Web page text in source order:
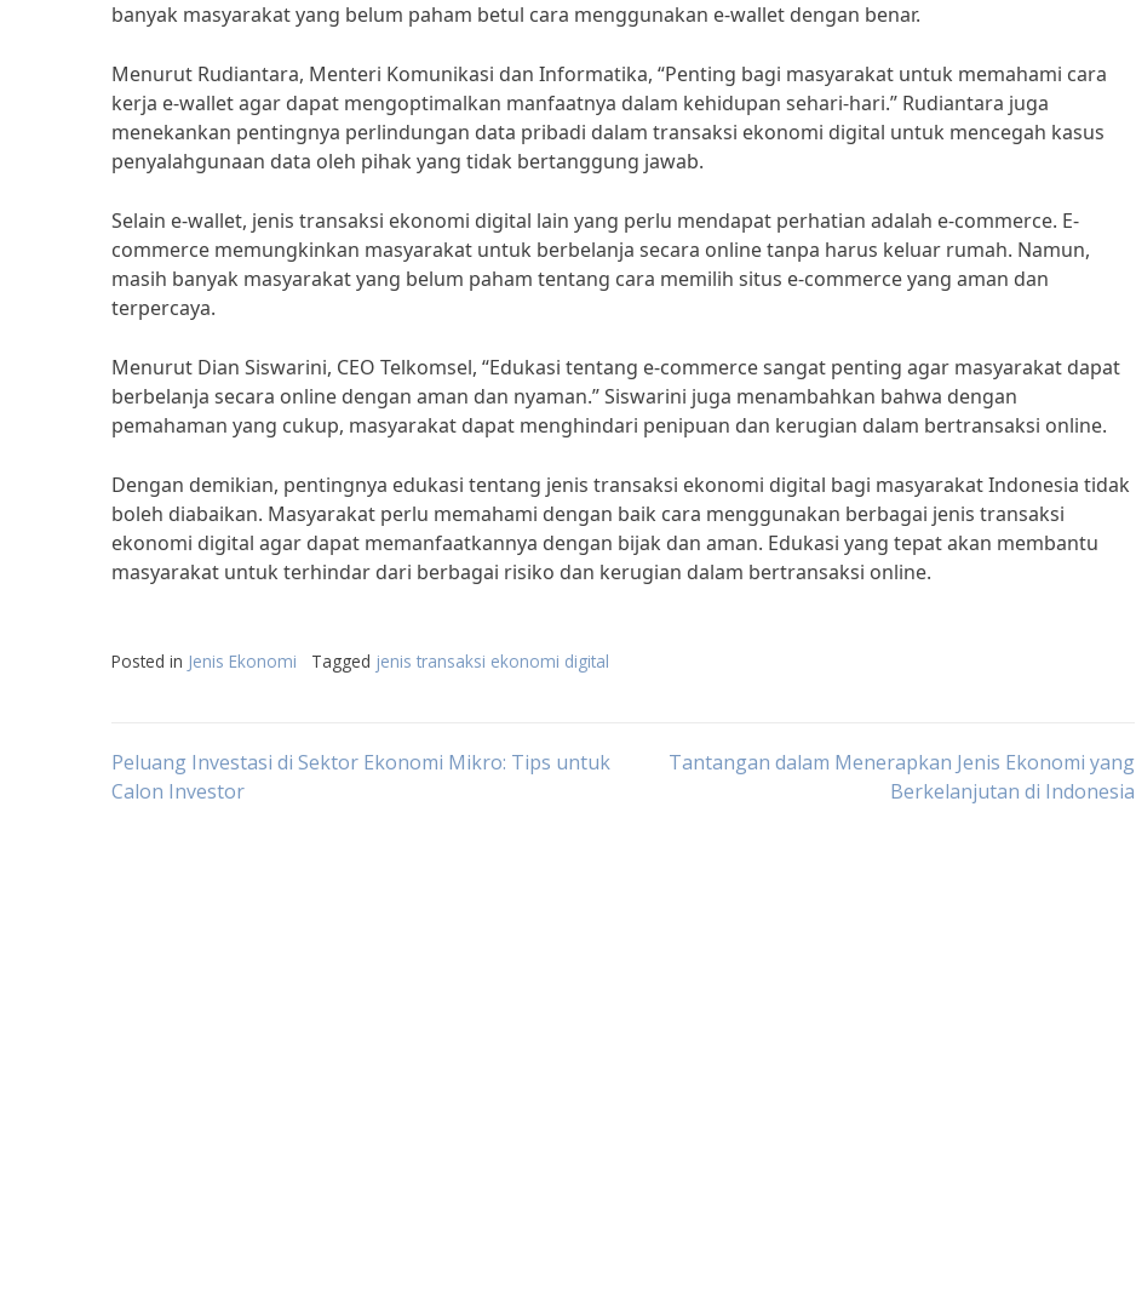
banyak masyarakat yang belum paham betul cara menggunakan e-wallet dengan benar.
Menurut Rudiantara, Menteri Komunikasi dan Informatika, “Penting bagi masyarakat untuk memahami cara
kerja e-wallet agar dapat mengoptimalkan manfaatnya dalam kehidupan sehari-hari.” Rudiantara juga
menekankan pentingnya perlindungan data pribadi dalam transaksi ekonomi digital untuk mencegah kasus
penyalahgunaan data oleh pihak yang tidak bertanggung jawab.
Selain e-wallet, jenis transaksi ekonomi digital lain yang perlu mendapat perhatian adalah e-commerce. E-
commerce memungkinkan masyarakat untuk berbelanja secara online tanpa harus keluar rumah. Namun,
masih banyak masyarakat yang belum paham tentang cara memilih situs e-commerce yang aman dan
terpercaya.
Menurut Dian Siswarini, CEO Telkomsel, “Edukasi tentang e-commerce sangat penting agar masyarakat dapat
berbelanja secara online dengan aman dan nyaman.” Siswarini juga menambahkan bahwa dengan
pemahaman yang cukup, masyarakat dapat menghindari penipuan dan kerugian dalam bertransaksi online.
Dengan demikian, pentingnya edukasi tentang jenis transaksi ekonomi digital bagi masyarakat Indonesia tidak
boleh diabaikan. Masyarakat perlu memahami dengan baik cara menggunakan berbagai jenis transaksi
ekonomi digital agar dapat memanfaatkannya dengan bijak dan aman. Edukasi yang tepat akan membantu
masyarakat untuk terhindar dari berbagai risiko dan kerugian dalam bertransaksi online.
Posted in Jenis Ekonomi Tagged jenis transaksi ekonomi digital
Post
Peluang Investasi di Sektor Ekonomi Mikro: Tips untuk
Calon Investor
Tantangan dalam Menerapkan Jenis Ekonomi yang
Berkelanjutan di Indonesia